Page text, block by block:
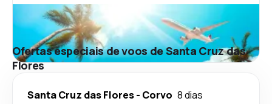
Ofertas especiais de voos de Santa Cruz das
Flores
Santa Cruz das Flores- Corvo 8 dias